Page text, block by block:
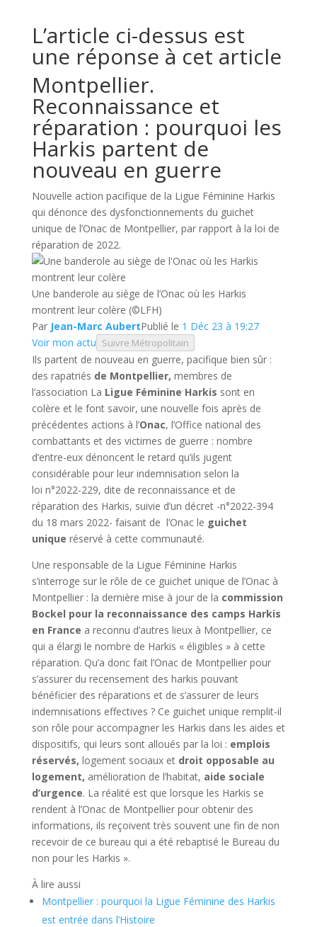
L’article ci-dessus est
une réponse à cet article
Montpellier.
Reconnaissance et
réparation : pourquoi les
Harkis partent de
nouveau en guerre
Nouvelle action pacifique de la Ligue Féminine Harkis
qui dénonce des dysfonctionnements du guichet
unique de l’Onac de Montpellier, par rapport à la loi de
réparation de 2022.
Une banderole au siège de l’Onac où les Harkis
montrent leur colère (©LFH)
Par Jean-Marc AubertPublié le 1 Déc 23 à 19:27
Voir mon actu Suivre Métropolitain
Ils partent de nouveau en guerre, pacifique bien sûr :
des rapatriés de Montpellier, membres de
l’association La Ligue Féminine Harkis sont en
colère et le font savoir, une nouvelle fois après de
précédentes actions à l’Onac, l’Office national des
combattants et des victimes de guerre : nombre
d’entre-eux dénoncent le retard qu’ils jugent
considérable pour leur indemnisation selon la
loi n°2022-229, dite de reconnaissance et de
réparation des Harkis, suivie d’un décret -n°2022-394
du 18 mars 2022- faisant de l’Onac le guichet
unique réservé à cette communauté.
Une responsable de la Ligue Féminine Harkis
s’interroge sur le rôle de ce guichet unique de l’Onac à
Montpellier : la dernière mise à jour de la commission
Bockel pour la reconnaissance des camps Harkis
en France a reconnu d’autres lieux à Montpellier, ce
qui a élargi le nombre de Harkis « éligibles » à cette
réparation. Qu’a donc fait l’Onac de Montpellier pour
s’assurer du recensement des harkis pouvant
bénéficier des réparations et de s’assurer de leurs
indemnisations effectives ? Ce guichet unique remplit-il
son rôle pour accompagner les Harkis dans les aides et
dispositifs, qui leurs sont alloués par la loi : emplois
réservés, logement sociaux et droit opposable au
logement, amélioration de l’habitat, aide sociale
d’urgence. La réalité est que lorsque les Harkis se
rendent à l’Onac de Montpellier pour obtenir des
informations, ils reçoivent très souvent une fin de non
recevoir de ce bureau qui a été rebaptisé le Bureau du
non pour les Harkis ».
À lire aussi
Montpellier : pourquoi la Ligue Féminine des Harkis
est entrée dans l’Histoire